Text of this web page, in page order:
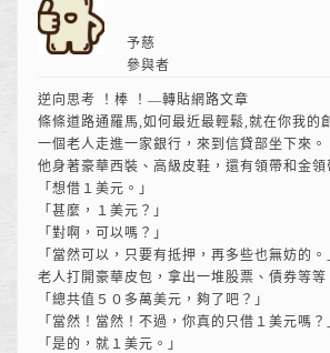
予慈
參與者
逆向思考 ！棒 ！—轉貼網路文章
條條道路通羅馬,如何最近最輕鬆,就在你我的
一個老人走進一家銀行，來到信貸部坐下來。
他身著豪華西裝、高級皮鞋，還有領帶和金領
「想借１美元。」
「甚麼，１美元？」
「對啊，可以嗎？」
「當然可以，只要有抵押，再多些也無妨的。
老人打開豪華皮包，拿出一堆股票、債券等等
「總共值５０多萬美元，夠了吧？」
「當然！當然！不過，你真的只借１美元嗎？
「是的，就１美元。」